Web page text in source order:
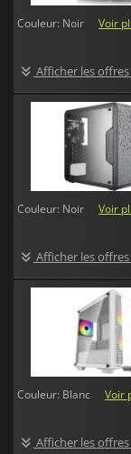
Couleur: Noir Voir
Afficher les
Couleur: Noir Voir
Afficher les
Couleur: Blanc Voir
Afficher les